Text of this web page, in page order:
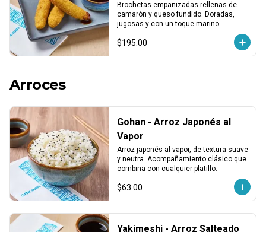
fundido (3 pzas)
Brochetas empanizadas rellenas de
camarón y queso fundido. Doradas,
jugosas y con un toque marino
$195.00
Arroces
Gohan - Arroz Japonés al
Vapor
Arroz japonés al vapor, de textura suave
y neutra. Acompañamiento clásico que
combina con cualquier platillo.
$63.00
Yakimeshi - Arroz Salteado